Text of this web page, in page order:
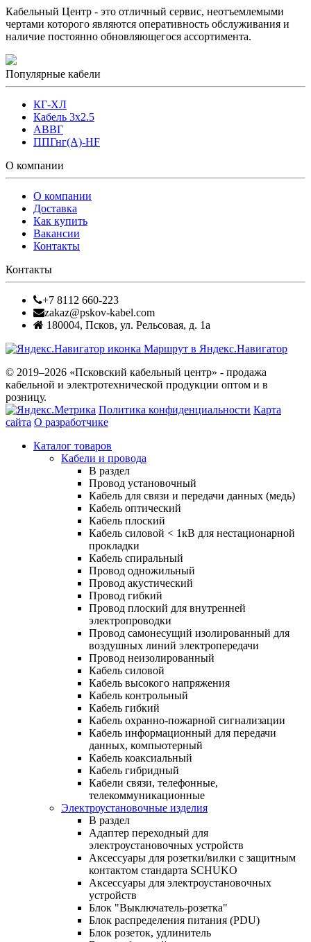
Кабельный Центр - это отличный сервис, неотъемлемыми
чертами которого являются оперативность обслуживания и
наличие постоянно обновляющегося ассортимента.
Популярные кабели
КГ-ХЛ
Кабель 3x2.5
АВВГ
ППГнг(А)-HF
О компании
О компании
Доставка
Как купить
Вакансии
Контакты
Контакты
+7 8112 660-223
zakaz@pskov-kabel.com
180004, Псков, ул. Рельсовая, д. 1а
Маршрут в Яндекс.Навигатор
© 2019–2026 «Псковский кабельный центр» - продажа
кабельной и электротехнической продукции оптом и в
розницу.
Политика конфиденциальности Карта
сайта О разработчике
Каталог товаров
Кабели и провода
В раздел
Провод установочный
Кабель для связи и передачи данных (медь)
Кабель оптический
Кабель плоский
Кабель силовой < 1кВ для нестационарной
прокладки
Кабель спиральный
Провод одножильный
Провод акустический
Провод гибкий
Провод плоский для внутренней
электропроводки
Провод самонесущий изолированный для
воздушных линий электропередачи
Провод неизолированный
Кабель силовой
Кабель высокого напряжения
Кабель контрольный
Кабель гибкий
Кабель охранно-пожарной сигнализации
Кабель информационный для передачи
данных, компьютерный
Кабель коаксиальный
Кабель гибридный
Кабели связи, телефонные,
телекоммуникационные
Электроустановочные изделия
В раздел
Адаптер переходный для
электроустановочных устройств
Аксессуары для розетки/вилки с защитным
контактом стандарта SCHUKO
Аксессуары для электроустановочных
устройств
Блок "Выключатель-розетка"
Блок распределения питания (PDU)
Блок розеток, удлинитель